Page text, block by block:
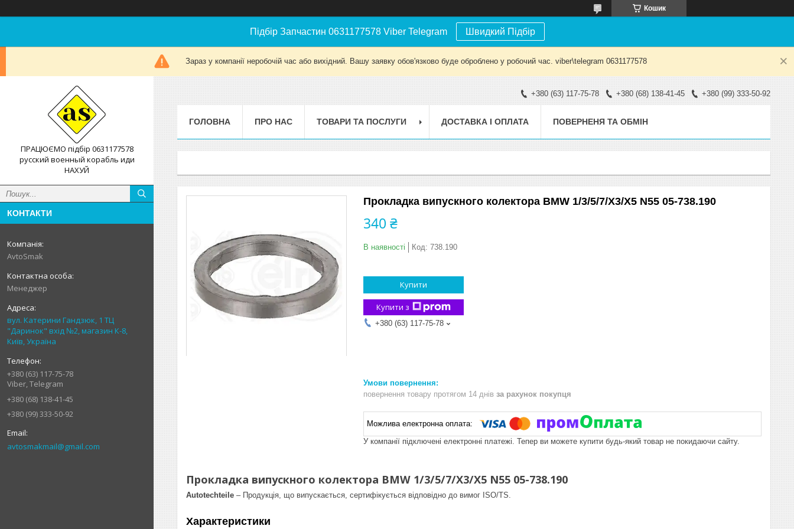
Кошик
Підбір Запчастин 0631177578 Viber Telegram Швидкий Підбір
Зараз у компанії неробочій час або вихідний. Вашу заявку обов'язково буде оброблено у робочий час. viber\telegram 0631177578
ПРАЦЮЄМО підбір 0631177578
русский военный корабль иди
НАХУЙ
КОНТАКТИ
AvtoSmak
Менеджер
вул. Катерини Гандзюк, 1 ТЦ
"Даринок" вхід №2, магазин К-8,
Київ, Україна
+380 (63) 117-75-78
Viber, Telegram
+380 (68) 138-41-45
+380 (99) 333-50-92
avtosmakmail@gmail.com
+380 (63) 117-75-78 +380 (68) 138-41-45 +380 (99) 333-50-92
ГОЛОВНА ПРО НАС ТОВАРИ ТА ПОСЛУГИ ДОСТАВКА І ОПЛАТА ПОВЕРНЕНЯ ТА ОБМІН
Прокладка випускного колектора BMW 1/3/5/7/X3/X5 N55 05-738.190
340 ₴
В наявності Код: 738.190
Купити
Купити з
+380 (63) 117-75-78
повернення товару протягом 14 днів за рахунок покупця
У компанії підключені електронні платежі. Тепер ви можете купити будь-який товар не покидаючи сайту.
Прокладка випускного колектора BMW 1/3/5/7/X3/X5 N55 05-738.190
Autotechteile – Продукція, що випускається, сертифікується відповідно до вимог ISO/TS.
Характеристики